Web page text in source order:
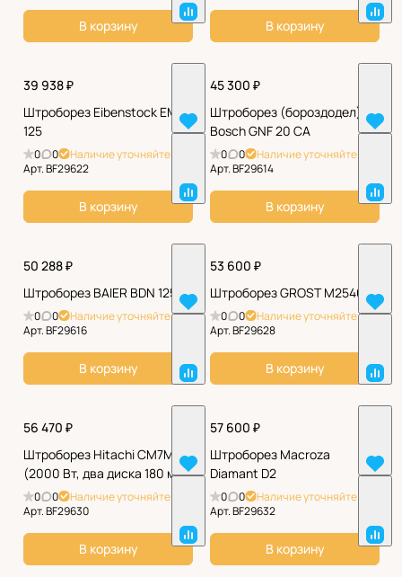
В корзину В корзину
39 938 ₽
Штроборез Eibenstock EMF
125
0 0
Наличие уточняйте
Арт.BF29622
В корзину
45 300 ₽
Штроборез (бороздодел)
Bosch GNF 20 CA
0 0
Наличие уточняйте
Арт.BF29614
В корзину
50 288 ₽
Штроборез BAIER BDN 125
0 0
Наличие уточняйте
Арт.BF29616
В корзину
53 600 ₽
Штроборез GROST M2540
0 0
Наличие уточняйте
Арт.BF29628
В корзину
56 470 ₽
Штроборез Hitachi CM7MRU
(2000 Вт, два диска 180 мм)
0 0
Наличие уточняйте
Арт.BF29630
В корзину
57 600 ₽
Штроборез Macroza
Diamant D2
0 0
Наличие уточняйте
Арт.BF29632
В корзину